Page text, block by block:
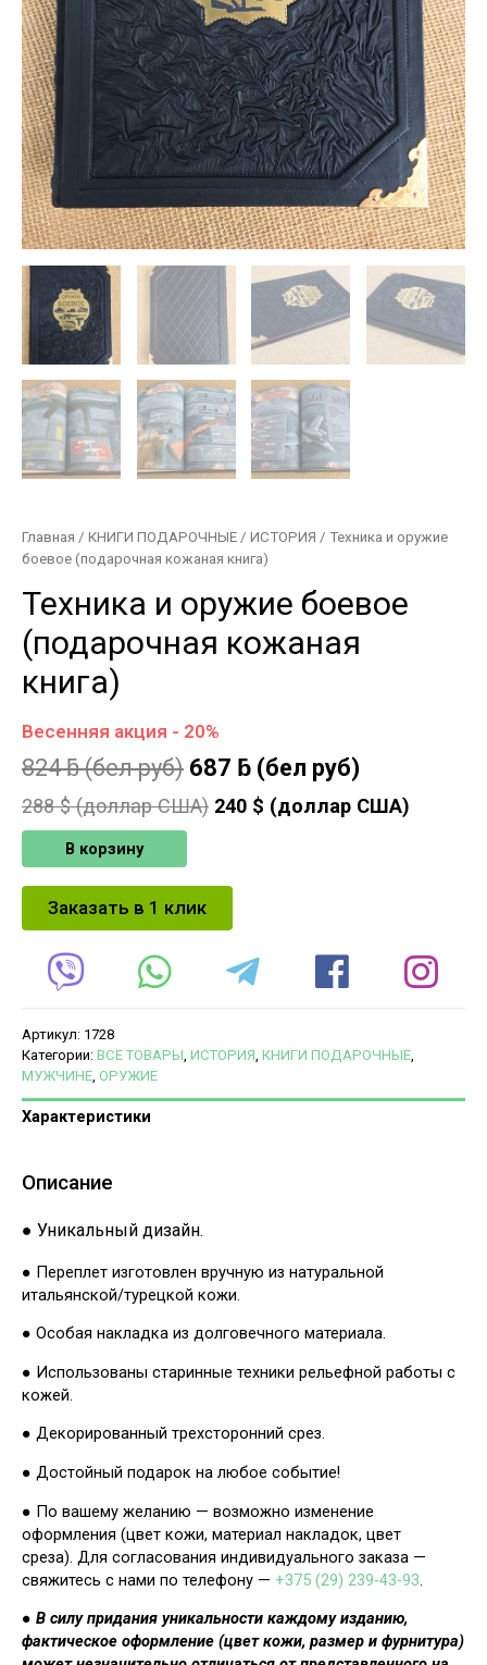
Главная / КНИГИ ПОДАРОЧНЫЕ / ИСТОРИЯ / Техника и оружие
боевое (подарочная кожаная книга)
Техника и оружие боевое
(подарочная кожаная
книга)
Весенняя акция - 20%
824ƃ(бел руб) 687 ƃ (бел руб)
288$ (доллар США) 240 $ (доллар США)
В корзину
Заказать в 1 клик
Артикул: 1728
Категории: ВСЕ ТОВАРЫ ИСТОРИЯ КНИГИ ПОДАРОЧНЫЕ
МУЖЧИНЕ ОРУЖИЕ
Характеристики
Описание
● Уникальный дизайн.
● Переплет изготовлен вручную из натуральной
итальянской/турецкой кожи.
● Особая накладка из долговечного материала.
● Использованы старинные техники рельефной работы с
кожей.
● Декорированный трехсторонний срез.
● Достойный подарок на любое событие!
● По вашему желанию — возможно изменение
оформления (цвет кожи, материал накладок, цвет
среза). Для согласования индивидуального заказа —
свяжитесь с нами по телефону — +375 (29) 239-43-93.
● В силу придания уникальности каждому изданию,
фактическое оформление (цвет кожи, размер и фурнитура)